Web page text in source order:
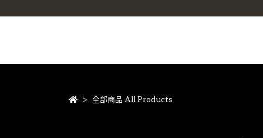
全部商品 All Products